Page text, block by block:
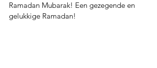
Ramadan Mubarak! Een gezegende en
gelukkige Ramadan!